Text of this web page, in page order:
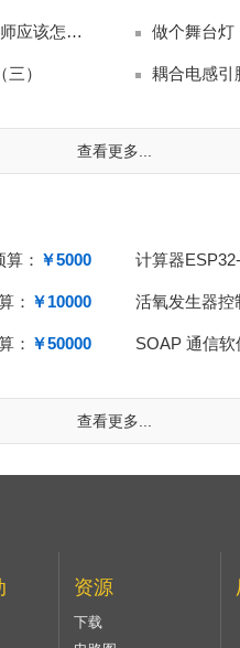
显示器内置扬声器阻抗匹配：4Ω vs 8Ω，工程师应该怎么选？
） 耦合电感引
查看更多...
算： ￥5000 计算器
： ￥10000 活氧发生器控
： ￥50000 SOAP 通信软
查看更多...
资源
下载